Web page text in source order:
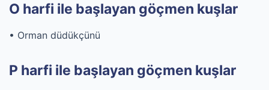
O harfi ile başlayan göçmen kuşlar
• Orman düdükçünü
P harfi ile başlayan göçmen kuşlar